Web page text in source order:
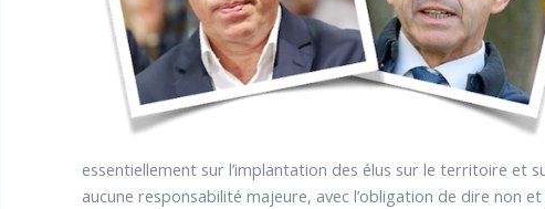
essentiellement sur l’implantation des élus sur le territoire et
aucune responsabilité majeure, avec l’obligation de dire